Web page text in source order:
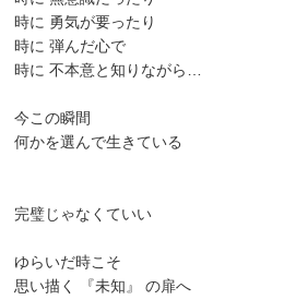
時に 勇気が要ったり
時に 弾んだ心で
時に 不本意と知りながら…
今この瞬間
何かを選んで生きている
完璧じゃなくていい
ゆらいだ時こそ
思い描く 『未知』 の扉へ